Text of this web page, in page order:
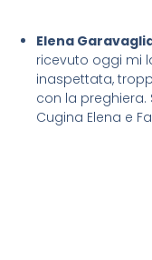
Elena
ricevuto oggi mi
inaspettata,
con la preghiera.
Cugina Elena e